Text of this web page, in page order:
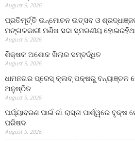
August 9, 2026
ପ୍ରତିମୂର୍ତ୍ତି ଉନ୍ମୋଚନ ଉତ୍ସବ ଓ
ମଙ୍ଗଳକାରୀ ମଣିଷ ସଦା ସ୍ମରଣୀୟ
August 9, 2026
ଶିକ୍ଷକ ଅଶୋକ ଖିଲାର ସମ୍ବର୍ଦ୍ଧିତ
August 9, 2026
ଧାମନଗର ପ୍ରେସ୍ କ୍ଲବ୍ ପକ୍ଷରୁ ବନ୍ୟାଞ୍ଚଳ
ଅନୁଷ୍ଠିତ
August 9, 2026
ପର୍ଯ୍ୟାବରଣ ପାଇଁ ଗାଁ ରାସ୍ତା ପାର୍ଶ୍ୱରେ
ପରିଷଦ
August 9, 2026